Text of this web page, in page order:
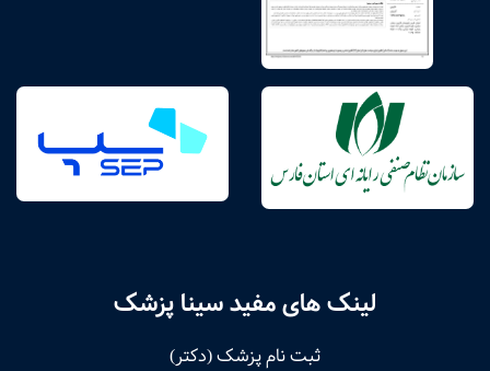
لینک های مفید سینا پزشک
ثبت نام پزشک (دکتر)